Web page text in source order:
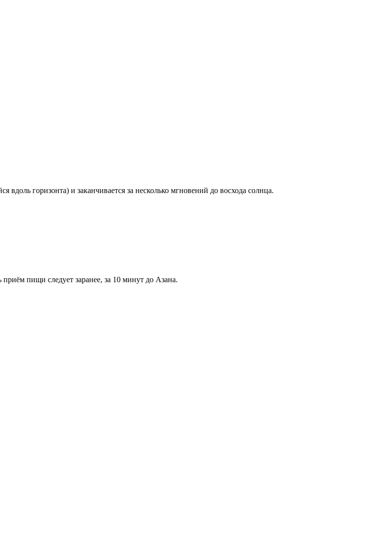
горизонта) и заканчивается за несколько мгновений до восхода солнца.
пищи следует заранее, за 10 минут до Азана.